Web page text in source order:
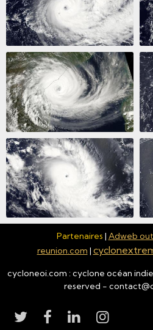
Partenaires | Adweb
reunion.com |
cycloneoi.com : cyclone océan
reserved -